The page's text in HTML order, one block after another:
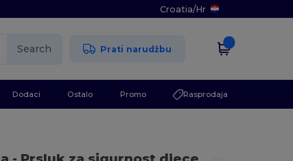
Croatia/Hr
Search Prati narudžbu
Dodaci Ostalo Promo Rasprodaja